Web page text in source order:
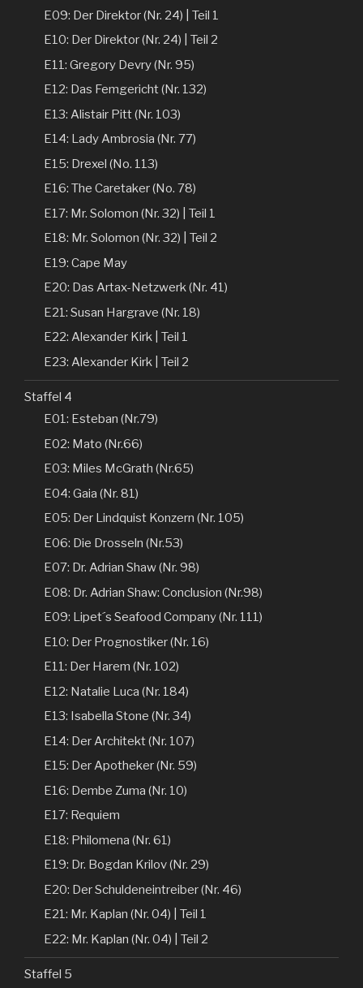
E09: Der Direktor (Nr. 24) | Teil 1
E10: Der Direktor (Nr. 24) | Teil 2
E11: Gregory Devry (Nr. 95)
E12: Das Femgericht (Nr. 132)
E13: Alistair Pitt (Nr. 103)
E14: Lady Ambrosia (Nr. 77)
E15: Drexel (No. 113)
E16: The Caretaker (No. 78)
E17: Mr. Solomon (Nr. 32) | Teil 1
E18: Mr. Solomon (Nr. 32) | Teil 2
E19: Cape May
E20: Das Artax-Netzwerk (Nr. 41)
E21: Susan Hargrave (Nr. 18)
E22: Alexander Kirk | Teil 1
E23: Alexander Kirk | Teil 2
Staffel 4
E01: Esteban (Nr.79)
E02: Mato (Nr.66)
E03: Miles McGrath (Nr.65)
E04: Gaia (Nr. 81)
E05: Der Lindquist Konzern (Nr. 105)
E06: Die Drosseln (Nr.53)
E07: Dr. Adrian Shaw (Nr. 98)
E08: Dr. Adrian Shaw: Conclusion (Nr.98)
E09: Lipet´s Seafood Company (Nr. 111)
E10: Der Prognostiker (Nr. 16)
E11: Der Harem (Nr. 102)
E12: Natalie Luca (Nr. 184)
E13: Isabella Stone (Nr. 34)
E14: Der Architekt (Nr. 107)
E15: Der Apotheker (Nr. 59)
E16: Dembe Zuma (Nr. 10)
E17: Requiem
E18: Philomena (Nr. 61)
E19: Dr. Bogdan Krilov (Nr. 29)
E20: Der Schuldeneintreiber (Nr. 46)
E21: Mr. Kaplan (Nr. 04) | Teil 1
E22: Mr. Kaplan (Nr. 04) | Teil 2
Staffel 5